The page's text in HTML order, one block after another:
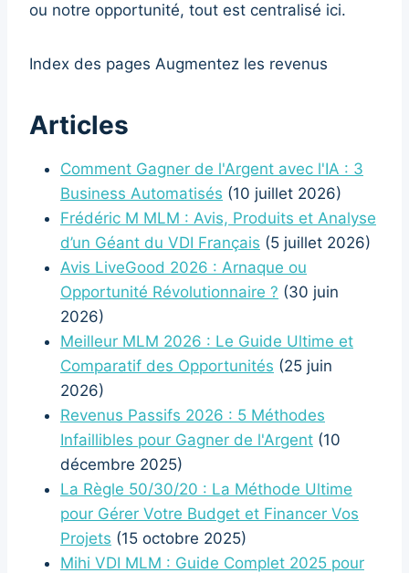
ou notre opportunité, tout est centralisé ici.
Index des pages Augmentez les revenus
Articles
Comment Gagner de l'Argent avec l'IA : 3
Business Automatisés (10 juillet 2026)
Frédéric M MLM : Avis, Produits et Analyse
d’un Géant du VDI Français (5 juillet 2026)
Avis LiveGood 2026 : Arnaque ou
Opportunité Révolutionnaire ? (30 juin
2026)
Meilleur MLM 2026 : Le Guide Ultime et
Comparatif des Opportunités (25 juin
2026)
Revenus Passifs 2026 : 5 Méthodes
Infaillibles pour Gagner de l'Argent (10
décembre 2025)
La Règle 50/30/20 : La Méthode Ultime
pour Gérer Votre Budget et Financer Vos
Projets (15 octobre 2025)
Mihi VDI MLM : Guide Complet 2025 pour